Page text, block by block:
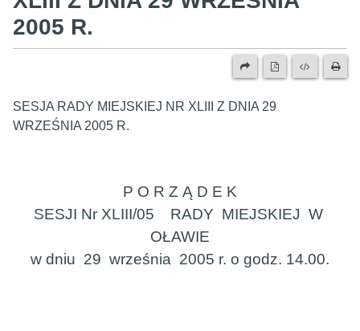
2005 R.
SESJA RADY MIEJSKIEJ NR XLIII Z DNIA 29
WRZEŚNIA 2005 R.
P O R Z Ą D E K
SESJI Nr XLIII/05
RADY MIEJSKIEJ W
OŁAWIE
w dniu 29 września 2005 r. o godz. 14.00.